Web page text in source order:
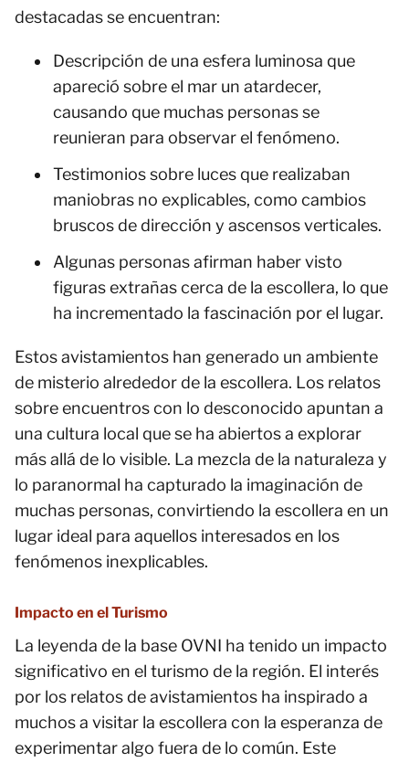
destacadas se encuentran:
Descripción de una esfera luminosa que
apareció sobre el mar un atardecer,
causando que muchas personas se
reunieran para observar el fenómeno.
Testimonios sobre luces que realizaban
maniobras no explicables, como cambios
bruscos de dirección y ascensos verticales.
Algunas personas afirman haber visto
figuras extrañas cerca de la escollera, lo que
ha incrementado la fascinación por el lugar.
Estos avistamientos han generado un ambiente
de misterio alrededor de la escollera. Los relatos
sobre encuentros con lo desconocido apuntan a
una cultura local que se ha abiertos a explorar
más allá de lo visible. La mezcla de la naturaleza y
lo paranormal ha capturado la imaginación de
muchas personas, convirtiendo la escollera en un
lugar ideal para aquellos interesados en los
fenómenos inexplicables.
Impacto en el Turismo
La leyenda de la base OVNI ha tenido un impacto
significativo en el turismo de la región. El interés
por los relatos de avistamientos ha inspirado a
muchos a visitar la escollera con la esperanza de
experimentar algo fuera de lo común. Este